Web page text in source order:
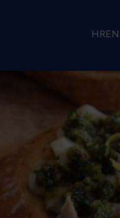
HREN